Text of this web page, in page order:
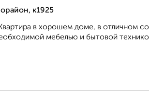
к1925
в хорошем доме, в отличном
мебелью и бытовой